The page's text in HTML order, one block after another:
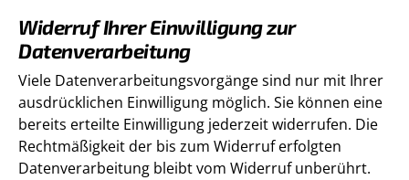
Widerruf Ihrer Einwilligung zur
Datenverarbeitung
Viele Datenverarbeitungsvorgänge sind nur mit Ihrer
ausdrücklichen Einwilligung möglich. Sie können eine
bereits erteilte Einwilligung jederzeit widerrufen. Die
Rechtmäßigkeit der bis zum Widerruf erfolgten
Datenverarbeitung bleibt vom Widerruf unberührt.